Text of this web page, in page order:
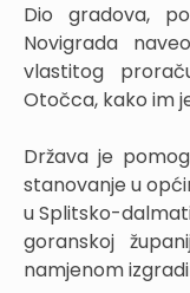
Dio gradova,
Novigrada
vlastitog
Otočca, kako im
Država je
stanovanje u
u Splitsko-
goranskoj
namjenom